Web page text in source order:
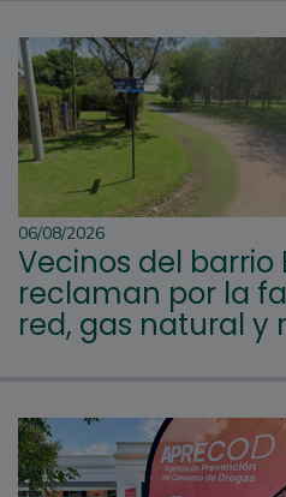
06/08/2026
Vecinos del barrio
reclaman por la
red, gas natural y